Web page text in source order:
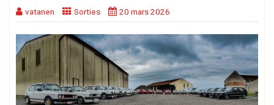
vatanen Sorties 20 mars 2026